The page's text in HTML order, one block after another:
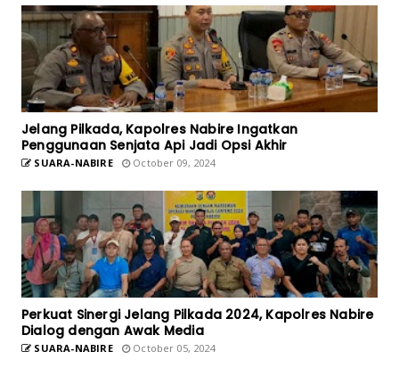
Jelang Pilkada, Kapolres Nabire Ingatkan
Penggunaan Senjata Api Jadi Opsi Akhir
SUARA-NABIRE October 09, 2024
Perkuat Sinergi Jelang Pilkada 2024, Kapolres Nabire
Dialog dengan Awak Media
SUARA-NABIRE October 05, 2024